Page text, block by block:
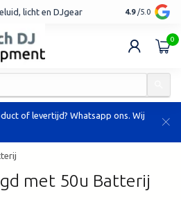
licht en DJgear Tot 7 jaar
4.9 /5.0
0
of levertijd? Whatsapp ons. Wij
met 50u Batterij